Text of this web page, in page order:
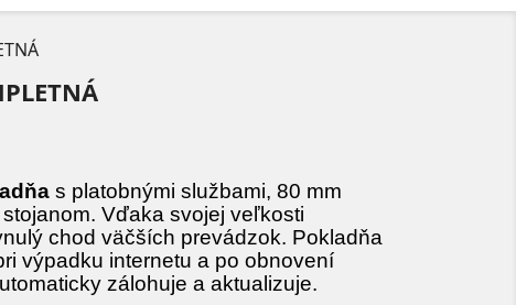
s platobnými službami, 80 mm
Vďaka svojej veľkosti
chod väčších prevádzok. Pokladňa
výpadku internetu a po obnovení
zálohuje a aktualizuje.